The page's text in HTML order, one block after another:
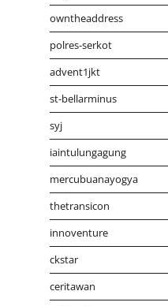
owntheaddress
polres-serkot
advent1jkt
st-bellarminus
syj
iaintulungagung
mercubuanayogya
thetransicon
innoventure
ckstar
ceritawan